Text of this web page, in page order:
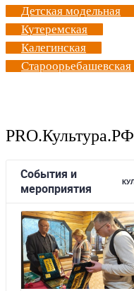
Детская модельная
Кутеремская
Калегинская
Староорьебашевская
PRO.Культура.РФ